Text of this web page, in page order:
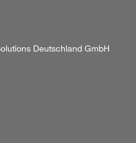
Deutschland GmbH